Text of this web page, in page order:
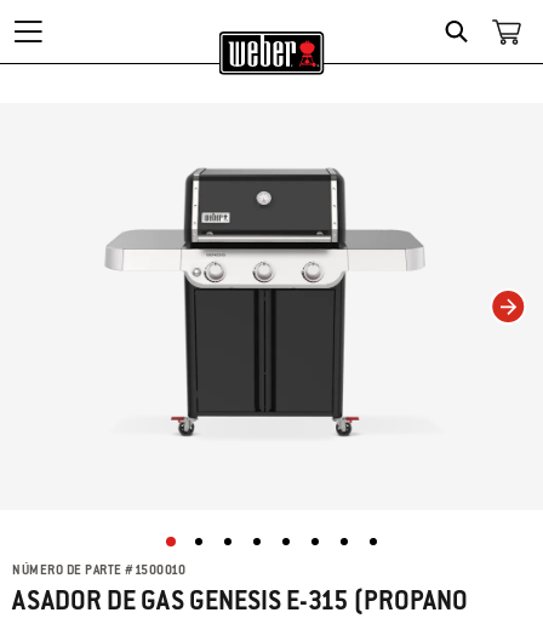
Search
NÚMERO DE PARTE #1500010
ASADOR DE GAS GENESIS E-315 (PROPANO